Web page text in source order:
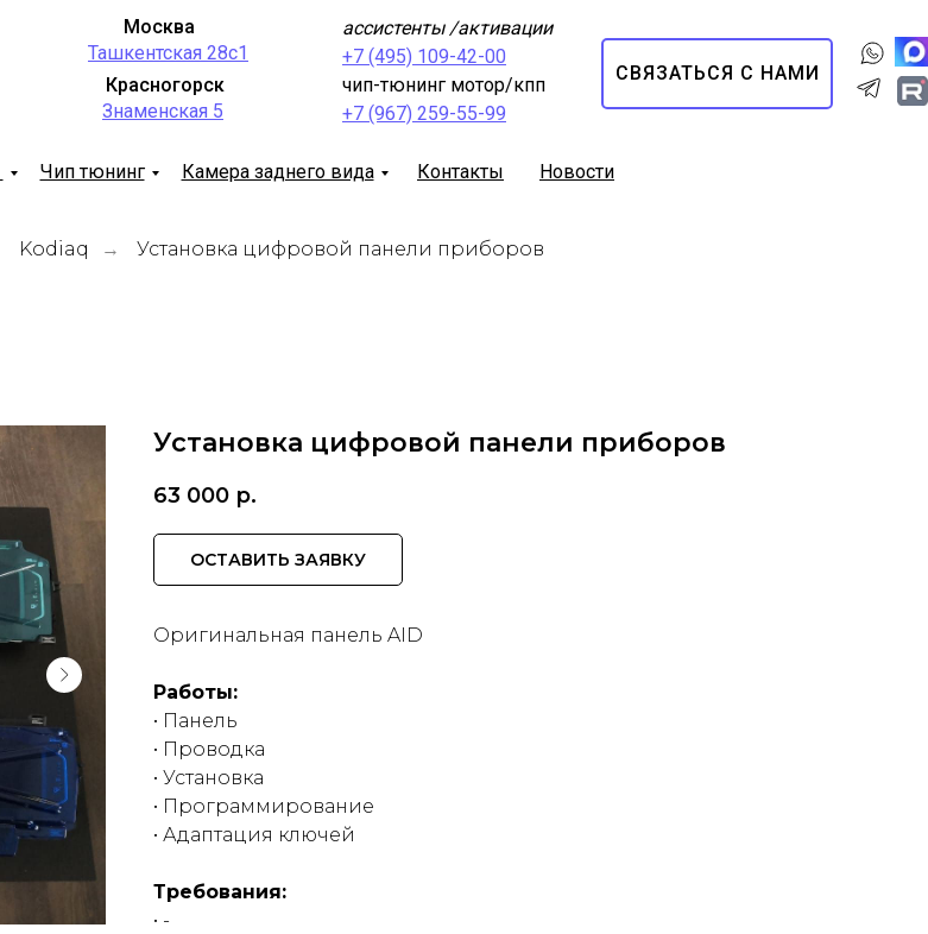
Ташкентская 28с1
Знаменская 5
ассистенты /активации
+7 (495) 109-42-00
чип-тюнинг мотор/кпп
+7 (967) 259-55-99
Москва
Красногорск
СВЯЗАТЬСЯ С НАМИ
Чип тюнинг Камера заднего вида Контакты Новости
Kodiaq → Установка цифровой панели приборов
Установка цифровой панели приборов
63 000 р.
ОСТАВИТЬ ЗАЯВКУ
Оригинальная панель AID
Работы:
• Панель
• Проводка
• Установка
• Программирование
• Адаптация ключей
Требования:
• -